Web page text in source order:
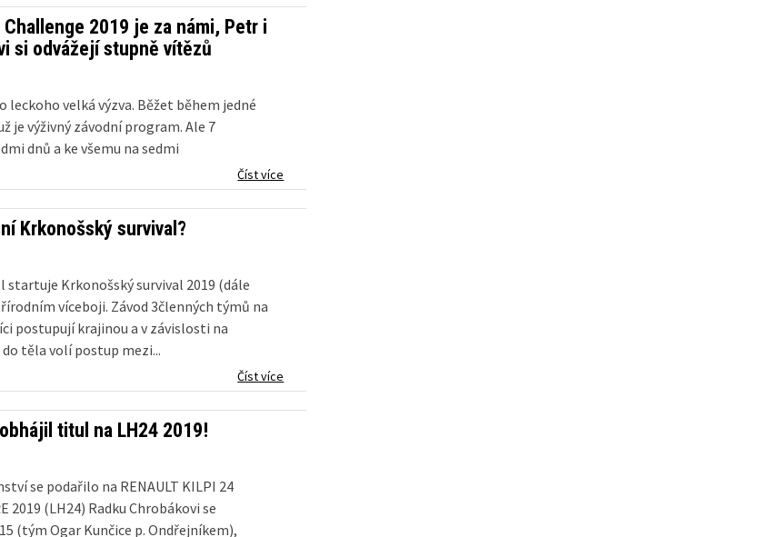
2019 je za námi, Petr i
si odvážejí stupně vítězů
leckoho velká výzva. Běžet během jedné
je výživný závodní program. Ale 7
dnů a ke všemu na sedmi
unikát vám může zprostředkovat právě
Challenge®. Během jednoho...
Číst více
Krkonošský survival?
startuje Krkonošský survival 2019 (dále
víceboji. Závod 3členných týmů na
postupují krajinou a v závislosti na
těla volí postup mezi...
Číst více
titul na LH24 2019!
se podařilo na RENAULT KILPI 24
2019 (LH24) Radku Chrobákovi se
(tým Ogar Kunčice p. Ondřejníkem),